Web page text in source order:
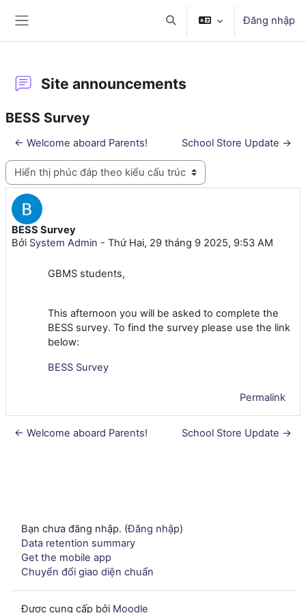
Chuyển đổi chọn tìm kiếm
Đăng nhập
Site announcements
BESS Survey
← Welcome aboard Parents! School Store Update →
Chế độ hiển thị
BESS Survey
Bởi System Admin - Thứ Hai, 29 tháng 9 2025, 9:53 AM
Số lượng các câu trả lời: 0
GBMS students,
This afternoon you will be asked to complete the
BESS survey. To find the survey please use the link
below:
BESS Survey
Permalink
← Welcome aboard Parents! School Store Update →
Bạn chưa đăng nhập. (Đăng nhập)
Data retention summary
Get the mobile app
Chuyển đổi giao diện chuẩn
Được cung cấp bởi Moodle